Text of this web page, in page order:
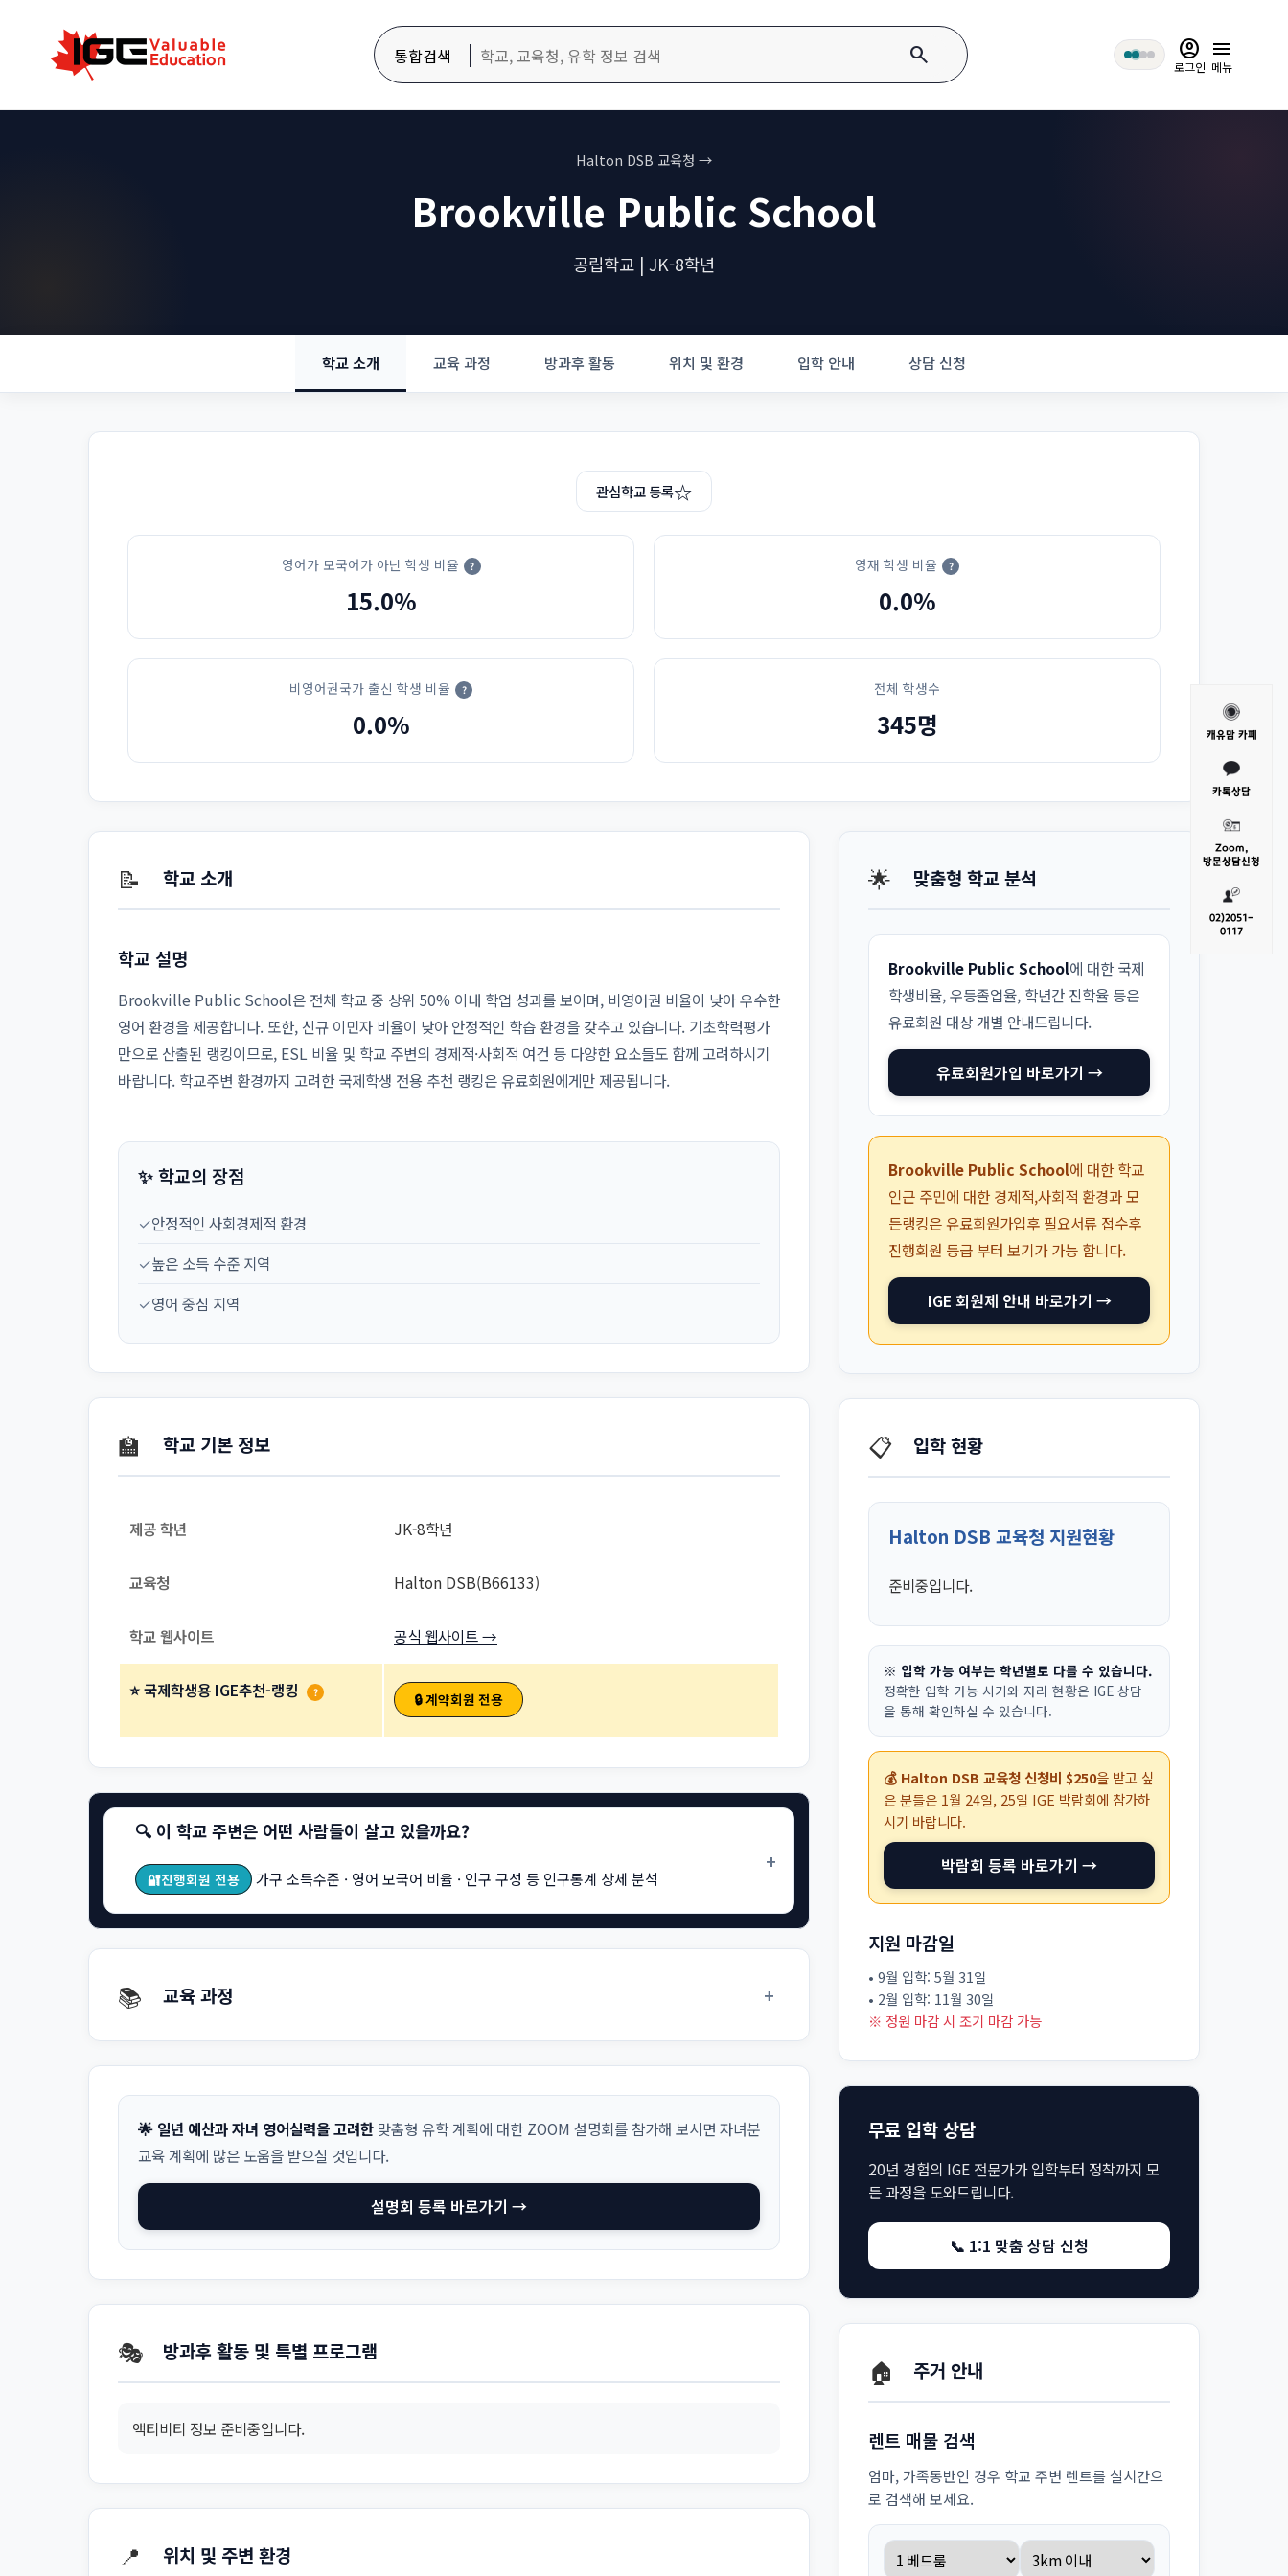
통합검색 search account_circle
로그인
menu
메뉴
Halton DSB 교육청 →
Brookville Public School
공립학교 | JK-8학년
학교 소개 교육 과정 방과후 활동 위치 및 환경 입학 안내 상담 신청
관심학교 등록☆
영어가 모국어가 아닌 학생 비율 ?
15.0%
영재 학생 비율 ?
0.0%
비영어권국가 출신 학생 비율 ?
0.0%
전체 학생수
345명
📝 학교 소개
학교 설명
Brookville Public School은 전체 학교 중 상위 50% 이내 학업 성과를 보이며, 비영어권 비율이 낮아 우수한
영어 환경을 제공합니다. 또한, 신규 이민자 비율이 낮아 안정적인 학습 환경을 갖추고 있습니다. 기초학력평가
만으로 산출된 랭킹이므로, ESL 비율 및 학교 주변의 경제적·사회적 여건 등 다양한 요소들도 함께 고려하시기
바랍니다. 학교주변 환경까지 고려한 국제학생 전용 추천 랭킹은 유료회원에게만 제공됩니다.
✨ 학교의 장점
✓안정적인 사회경제적 환경
✓높은 소득 수준 지역
✓영어 중심 지역
🏫 학교 기본 정보
제공 학년 JK-8학년
교육청 Halton DSB(B66133)
학교 웹사이트 공식 웹사이트 →
⭐ 국제학생용 IGE추천-랭킹 ? 🔒 계약회원 전용
🔍 이 학교 주변은 어떤 사람들이 살고 있을까요?
🔐진행회원 전용 가구 소득수준 · 영어 모국어 비율 · 인구 구성 등 인구통계 상세 분석
+
📚 교육 과정 +
🌟 일년 예산과 자녀 영어실력을 고려한 맞춤형 유학 계획에 대한 ZOOM 설명회를 참가해 보시면 자녀분
교육 계획에 많은 도움을 받으실 것입니다.
설명회 등록 바로가기 →
🎭 방과후 활동 및 특별 프로그램
액티비티 정보 준비중입니다.
📍 위치 및 주변 환경
🌟 맞춤형 학교 분석
Brookville Public School에 대한 국제
학생비율, 우등졸업율, 학년간 진학율 등은
유료회원 대상 개별 안내드립니다.
유료회원가입 바로가기 →
Brookville Public School에 대한 학교
인근 주민에 대한 경제적,사회적 환경과 모
든랭킹은 유료회원가입후 필요서류 접수후
진행회원 등급 부터 보기가 가능 합니다.
IGE 회원제 안내 바로가기 →
📋 입학 현황
Halton DSB 교육청 지원현황
준비중입니다.
※ 입학 가능 여부는 학년별로 다를 수 있습니다.
정확한 입학 가능 시기와 자리 현황은 IGE 상담
을 통해 확인하실 수 있습니다.
💰 Halton DSB 교육청 신청비 $250을 받고 싶
은 분들은 1월 24일, 25일 IGE 박람회에 참가하
시기 바랍니다.
박람회 등록 바로가기 →
지원 마감일
• 9월 입학: 5월 31일
• 2월 입학: 11월 30일
※ 정원 마감 시 조기 마감 가능
무료 입학 상담
20년 경험의 IGE 전문가가 입학부터 정착까지 모
든 과정을 도와드립니다.
📞 1:1 맞춤 상담 신청
🏠 주거 안내
렌트 매물 검색
엄마, 가족동반인 경우 학교 주변 렌트를 실시간으
로 검색해 보세요.
캐유맘 카페
카톡상담
Zoom,
방문상담신청
02)2051-
0117